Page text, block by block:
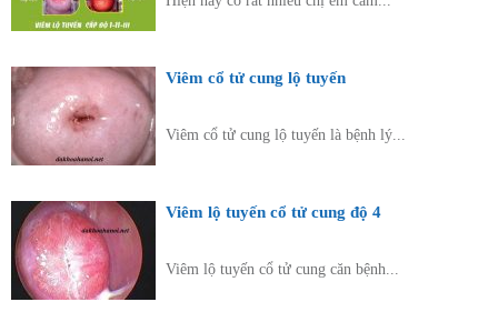
Viêm cổ tử cung lộ tuyến
Viêm cổ tử cung lộ tuyến là bệnh lý...
Viêm lộ tuyến cổ tử cung độ 4
Viêm lộ tuyến cổ tử cung căn bệnh...